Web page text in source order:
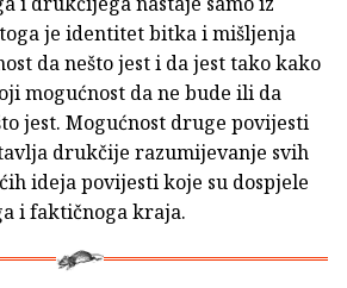
je identitet bitka i mišljenja
da nešto jest i da jest tako kako
mogućnost da ne bude ili da
jest. Mogućnost druge povijesti
drukčije razumijevanje svih
ideja povijesti koje su dospjele
i faktičnoga kraja.